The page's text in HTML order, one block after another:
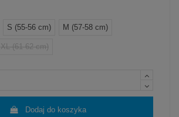
S (55-56 cm) M (57-58 cm)
XL (61-62 cm)
Dodaj do koszyka